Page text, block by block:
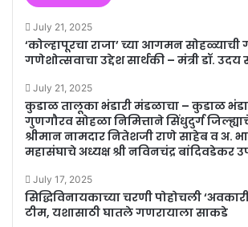
July 21, 2025
‘कोल्हापूरचा राजा’ च्या आगमन सोहळ्याची
गणेशोत्सवाचा उद्देश सार्थकी – मंत्री डॉ.
July 21, 2025
कुडाळ तालूका भंडारी मंडळाचा – कुडाळ
गुणगौरव सोहळा निमित्ताने सिंधुदुर्ग
श्रीमान नामदार नितेशजी राणे साहेब व अ.
महासंघाचे अध्यक्ष श्री नविनचंद्र बांदिवडेकर
July 17, 2025
सिद्धिविनायकाच्या चरणी पोहोचली
टीम, यशासाठी घातले गणरायाला साकडे